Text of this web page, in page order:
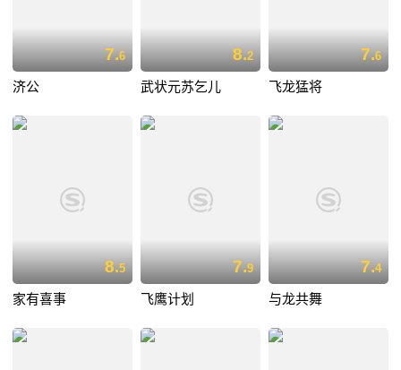
7.6
济公
8.2
武状元苏乞儿
7.6
飞龙猛将
8.5
家有喜事
7.9
飞鹰计划
7.4
与龙共舞